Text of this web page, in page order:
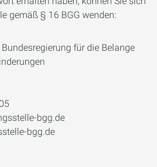
gemäß § 16 BGG wenden:
für die Belange
bgg.de
bgg.de